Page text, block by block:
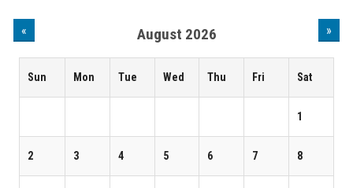
« August 2026 »
Sun Mon Tue Wed Thu Fri Sat
1
2 3 4 5 6 7 8